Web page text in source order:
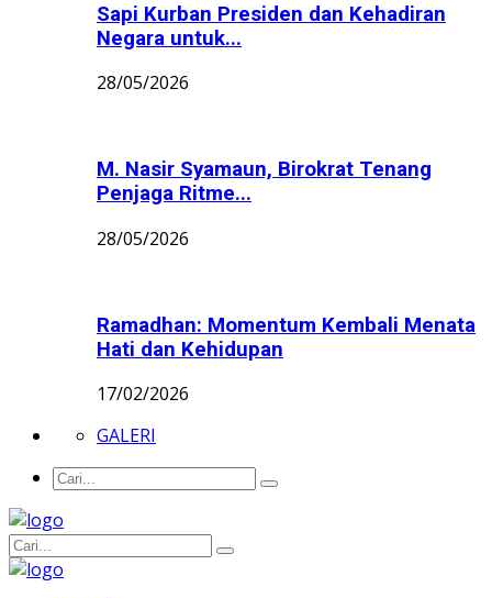
Sapi Kurban Presiden dan Kehadiran
Negara untuk...
28/05/2026
M. Nasir Syamaun, Birokrat Tenang
Penjaga Ritme...
28/05/2026
Ramadhan: Momentum Kembali Menata
Hati dan Kehidupan
17/02/2026
GALERI